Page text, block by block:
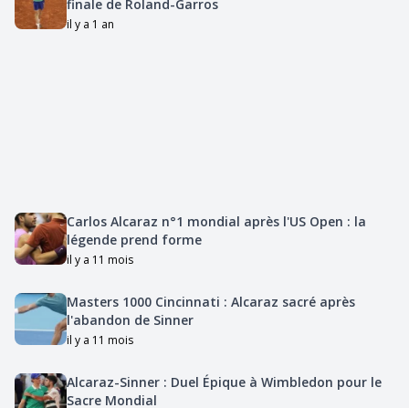
finale de Roland-Garros
il y a 1 an
Carlos Alcaraz n°1 mondial après l'US Open : la
légende prend forme
il y a 11 mois
Masters 1000 Cincinnati : Alcaraz sacré après
l'abandon de Sinner
il y a 11 mois
Alcaraz-Sinner : Duel Épique à Wimbledon pour le
Sacre Mondial